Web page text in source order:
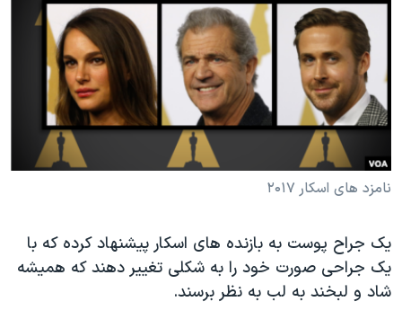
فرهنگ و زندگی
حقوق شهروندی
اقتصادی
علم و فناوری
اسرائیل در جنگ
مستندها
انتخابات ریاست جمهوری آمریکا ۲۰۲۴
حمله جمهوری اسلامی به اسرائیل
رمز مهسا
ورزش زنان در ایران
تریبونال مردمی آبان ۹۸
دادگاه حمید نوری
دنبال کنید
زبانهای مختلف
نامزد های اسکار ۲۰۱۷
یک جراح پوست به بازنده های اسکار پیشنهاد کرده که با
یک جراحی صورت خود را به شکلی تغییر دهند که همیشه
شاد و لبخند به لب به نظر برسند.